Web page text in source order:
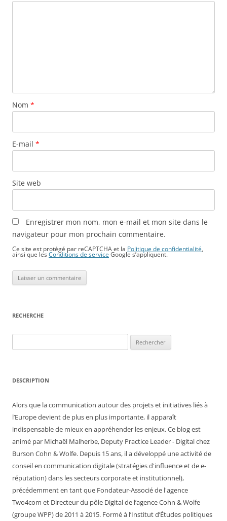
Nom *
E-mail *
Site web
Enregistrer mon nom, mon e-mail et mon site dans le
navigateur pour mon prochain commentaire.
Ce site est protégé par reCAPTCHA et la Politique de confidentialité
ainsi que lesConditions de service Google s’appliquent.
RECHERCHE
DESCRIPTION
Alors que la communication autour des projets et initiatives liés à
l’Europe devient de plus en plus importante, il apparaît
indispensable de mieux en appréhender les enjeux. Ce blog est
animé par Michaël Malherbe, Deputy Practice Leader - Digital chez
Burson Cohn & Wolfe. Depuis 15 ans, il a développé une activité de
conseil en communication digitale (stratégies d'influence et de e-
réputation) dans les secteurs corporate et institutionnel),
précédemment en tant que Fondateur-Associé de l'agence
Two4com et Directeur du pôle Digital de l’agence Cohn & Wolfe
(groupe WPP) de 2011 à 2015. Formé à l’Institut d’Études politiques